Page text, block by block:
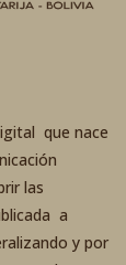
que nace
las
a
y por